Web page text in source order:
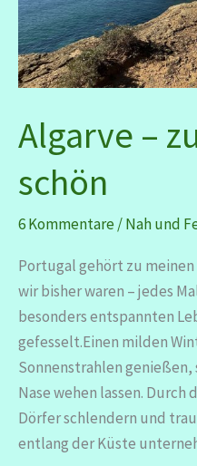
Algarve –
schön
6 Kommentare/Nah und
Portugal gehört zu
wir bisher waren – jedes
besonders entspannten
gefesselt.Einen milden
Sonnenstrahlen genießen,
Nase wehen lassen. Durch
Dörfer schlendern und
entlang der Küste